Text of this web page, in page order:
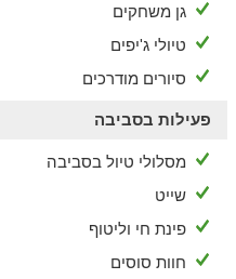
גן משחקים
טיולי ג'יפים
סיורים מודרכים
פעילות בסביבה
מסלולי טיול בסביבה
שייט
פינת חי וליטוף
חוות סוסים